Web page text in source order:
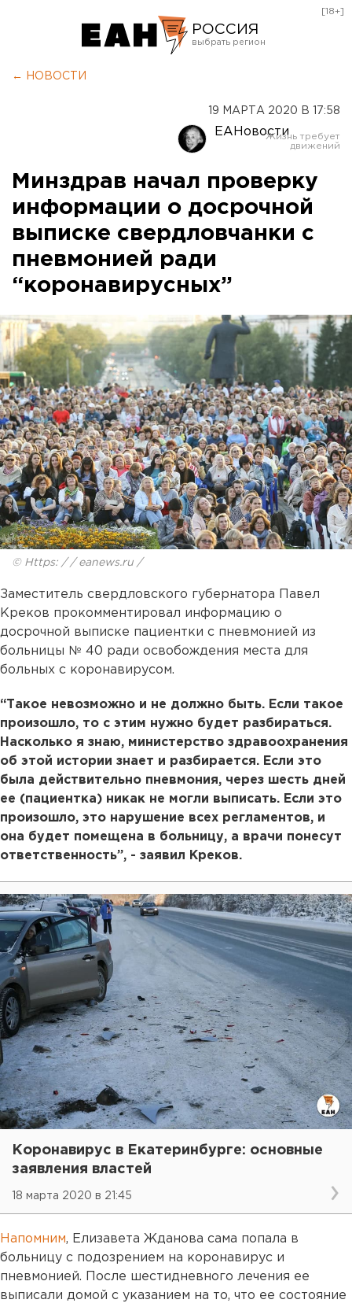
РОССИЯ
Оренбург
[18+]
← НОВОСТИ
19 МАРТА 2020 В 17:58
ЕАНовости
Минздрав начал проверку
информации о досрочной
выписке свердловчанки с
пневмонией ради
“коронавирусных”
© Https: / / eanews.ru /
Заместитель свердловского губернатора Павел
Креков прокомментировал информацию о
досрочной выписке пациентки с пневмонией из
больницы № 40 ради освобождения места для
больных с коронавирусом.
“Такое невозможно и не должно быть. Если такое
произошло, то с этим нужно будет разбираться.
Насколько я знаю, министерство здравоохранения
об этой истории знает и разбирается. Если это
была действительно пневмония, через шесть дней
ее (пациентка) никак не могли выписать. Если это
произошло, это нарушение всех регламентов, и
она будет помещена в больницу, а врачи понесут
ответственность”, - заявил Креков.
Коронавирус в Екатеринбурге: основные
заявления властей
18 марта 2020 в 21:45
Напомним, Елизавета Жданова сама попала в
больницу с подозрением на коронавирус и
пневмонией. После шестидневного лечения ее
выписали домой с указанием на то, что ее состояние